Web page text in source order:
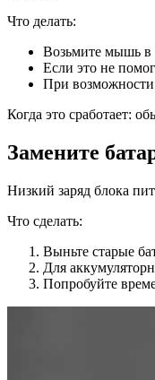
Что делать:
Возьмите мышь в
Если это не
При возможности
Когда это сработает:
Замените
Низкий заряд блока
Что сделать:
Выньте старые
Для
Попробуйте